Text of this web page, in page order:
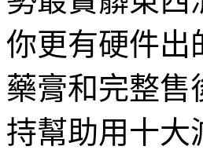
你更有硬件出
藥膏和完整售
持幫助用十大